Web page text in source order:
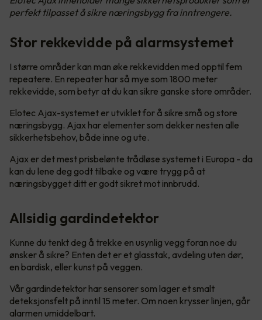
perfekt tilpasset å sikre næringsbygg fra inntrengere.
Stor rekkevidde på alarmsystemet
I større områder kan man øke rekkevidden med opptil fem
repeatere. En repeater har så mye som 1800 meter
rekkevidde, som betyr at du kan sikre ganske store områder.
Elotec Ajax-systemet er utviklet for å sikre små og store
næringsbygg. Ajax har elementer som dekker nesten alle
sikkerhetsbehov, både inne og ute.
Ajax er det mest prisbelønte trådløse systemet i Europa - da
kan du lene deg godt tilbake og være trygg på at
næringsbygget ditt er godt sikret mot innbrudd.
Allsidig gardindetektor
Kunne du tenkt deg å trekke en usynlig vegg foran noe du
ønsker å sikre? Enten det er et glasstak, avdeling uten dør,
en bardisk, eller kunst på veggen.
Vår gardindetektor har sensorer som lager et smalt
deteksjonsfelt på inntil 15 meter. Om noen krysser linjen, går
alarmen umiddelbart.